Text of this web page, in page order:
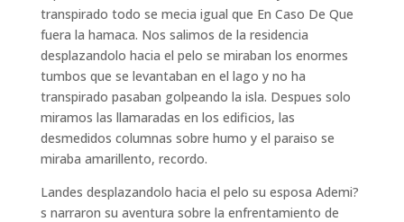
transpirado todo se mecia igual que En Caso De Que
fuera la hamaca. Nos salimos de la residencia
desplazandolo hacia el pelo se miraban los enormes
tumbos que se levantaban en el lago y no ha
transpirado pasaban golpeando la isla. Despues solo
miramos las llamaradas en los edificios, las
desmedidos columnas sobre humo y el paraiso se
miraba amarillento, recordo.
Landes desplazandolo hacia el pelo su esposa Ademi?
s narraron su aventura sobre la enfrentamiento de